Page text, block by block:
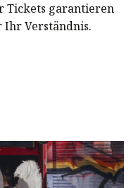
Tickets garantieren
Verständnis.